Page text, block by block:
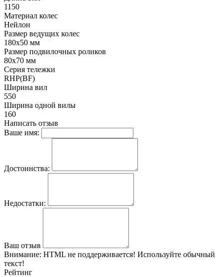
1150
Материал колес
Нейлон
Размер ведущих колес
180х50 мм
Размер подвилочных роликов
80х70 мм
Серия тележки
RHP(BF)
Ширина вил
550
Ширина одной вилы
160
Написать отзыв
Ваше имя:
Достоинства:
Недостатки:
Ваш отзыв
Внимание: HTML не поддерживается! Используйте обычный
текст!
Рейтинг